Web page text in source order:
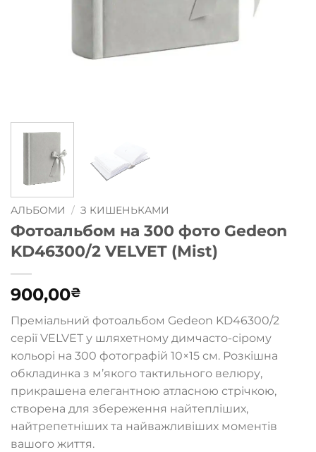
АЛЬБОМИ / З КИШЕНЬКАМИ
Фотоальбом на 300 фото Gedeon
KD46300/2 VELVET (Mist)
900,00₴
Преміальний фотоальбом Gedeon KD46300/2
серії VELVET у шляхетному димчасто-сірому
кольорі на 300 фотографій 10×15 см. Розкішна
обкладинка з м’якого тактильного велюру,
прикрашена елегантною атласною стрічкою,
створена для збереження найтепліших,
найтрепетніших та найважливіших моментів
вашого життя.